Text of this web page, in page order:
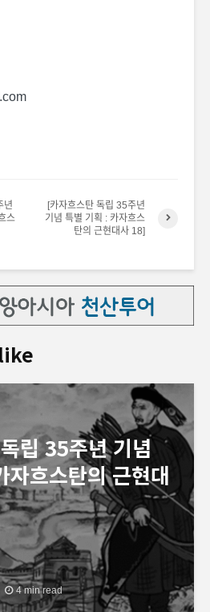
년
스
[카자흐스탄 독립 35주년
기념 특별 기획 : 카자흐스
탄의 근현대사 18]
립 35주년 기념
자흐스탄의 근현대
4 min read